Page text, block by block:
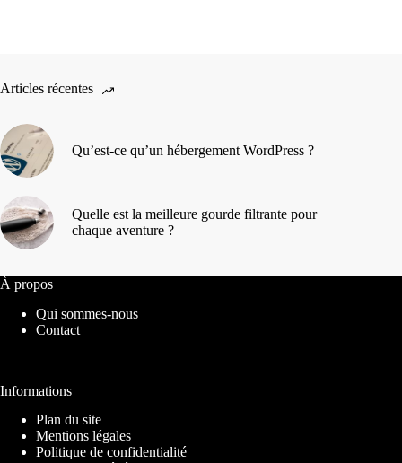
Articles récentes
Qu’est-ce qu’un hébergement WordPress ?
Quelle est la meilleure gourde filtrante pour
chaque aventure ?
À propos
Qui sommes-nous
Contact
Informations
Plan du site
Mentions légales
Politique de confidentialité